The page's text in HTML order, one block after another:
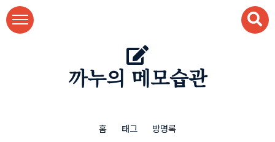
본문 바로가기
까누의 메모습관
홈 태그 방명록